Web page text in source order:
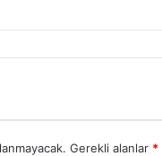
Gerekli alanlar *